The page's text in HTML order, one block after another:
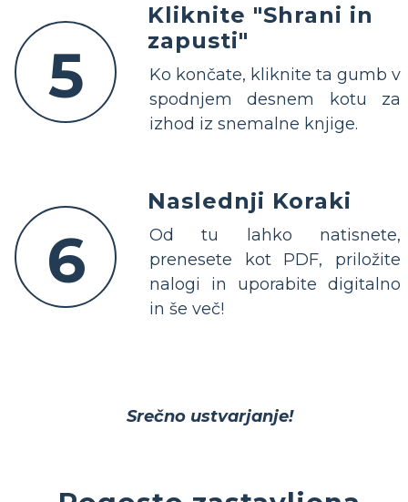
5
Kliknite "Shrani in
zapusti"
Ko končate, kliknite ta gumb v
spodnjem desnem kotu za
izhod iz snemalne knjige.
6
Naslednji Koraki
Od tu lahko natisnete,
prenesete kot PDF, priložite
nalogi in uporabite digitalno
in še več!
Srečno ustvarjanje!